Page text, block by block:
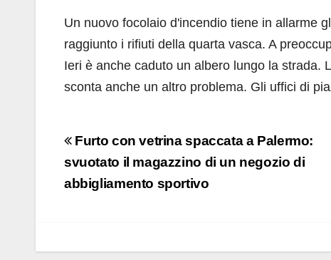
Un nuovo focolaio d'incendio tiene in allarme
raggiunto i rifiuti della quarta vasca. A
Ieri è anche caduto un albero lungo la strada.
sconta anche un altro problema. Gli uffici di
Navigazione
articoli
Furto con vetrina spaccata a Palermo:
svuotato il magazzino di un negozio di
abbigliamento sportivo